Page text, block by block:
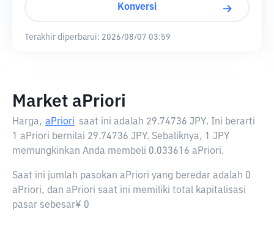
Konversi
Terakhir diperbarui: 2026/08/07 03:59
Market aPriori
Harga, aPriori saat ini adalah 29.74736 JPY. Ini berarti
1 aPriori bernilai 29.74736 JPY. Sebaliknya, 1 JPY
memungkinkan Anda membeli 0.033616 aPriori.
Saat ini jumlah pasokan aPriori yang beredar adalah 0
aPriori, dan aPriori saat ini memiliki total kapitalisasi
pasar sebesar¥ 0